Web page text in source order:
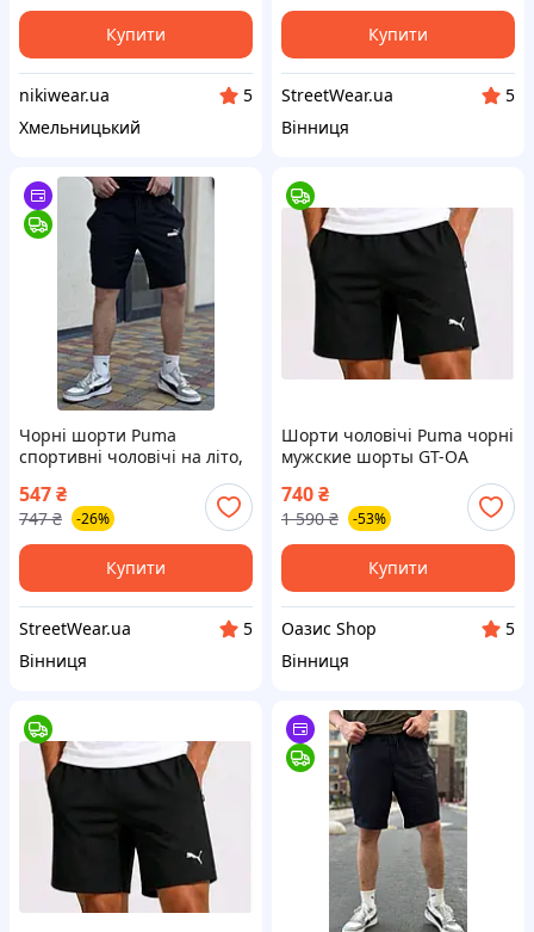
Купити
nikiwear.ua
5
Хмельницький
Купити
StreetWear.ua
5
Вінниця
Чорні шорти Puma
спортивні чоловічі на літо,
чорного кольору на
шнурівці tdprbl
547₴
747 ₴ -26%
Купити
StreetWear.ua
5
Вінниця
Шорти чоловічі Puma чорні
мужские шорты GT-OA
740₴
1 590 ₴ -53%
Купити
Оазис Shop
5
Вінниця